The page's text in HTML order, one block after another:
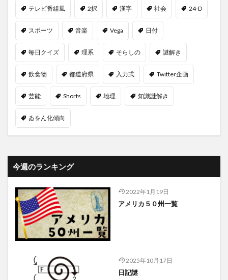
テレビ番組風 2択 漢字 社会 24-D
スポーツ 音楽 Vega 日付
毎日クイズ 理系 そらしの 謎解き
飲食物 都道府県 入力式 Twitter企画
芸能 Shorts 地理 知識謎解き
ゐをん化傾向
今週のランキング
2022年1月19日
アメリカ５０州一覧
2025年10月17日
日記謎